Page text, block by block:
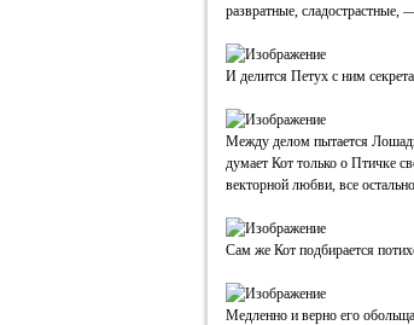
развратные, сладострастные,
И делится Петух с ним
Между делом пытается
думает Кот только о Птичке
векторной любви, все
Сам же Кот подбирается
Медленно и верно его